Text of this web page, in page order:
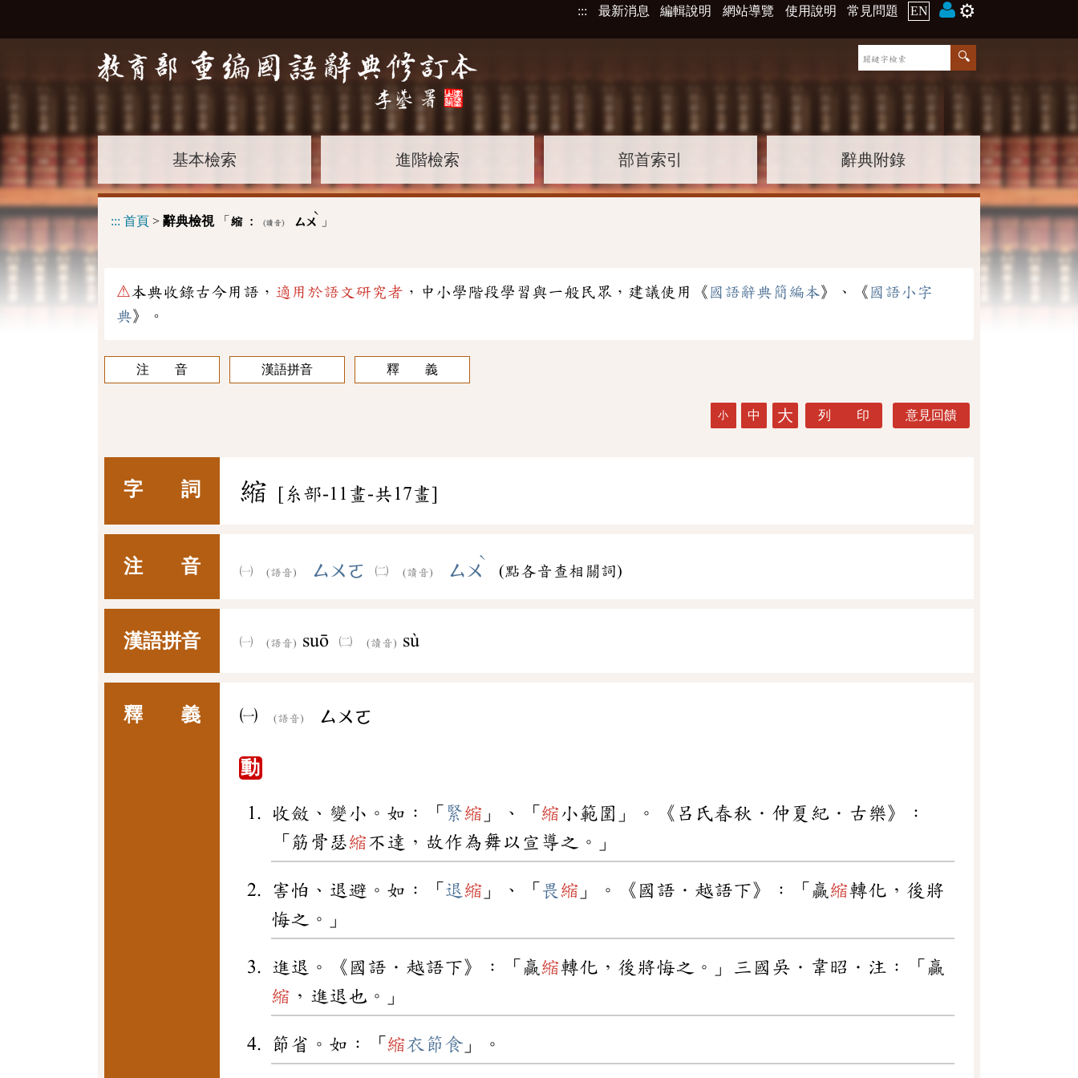
::: 最新消息 編輯說明 網站導覽 使用說明 常見問題 EN ⚙️
基本檢索 進階檢索 部首索引 辭典附錄
::: 首頁 > 辭典檢視「 縮 : (讀音) ㄙㄨ
ˋ
」
⚠本典收錄古今用語， 適用於語文研究者 ，中小學階段學習與一般民眾，建議使用《 國語辭典簡編本》、《 國語小字
典》。
注 音 漢語拼音 釋 義
小 中 大 列 印 意見回饋
字 詞 縮 [糸部-11畫-共17畫]
注 音 (語音) ㄙㄨㄛ (讀音) ㄙㄨ
ˋ
(點各音查相關詞)
漢語拼音 (語音) suō (讀音) sù
釋 義 ㈠ (語音) ㄙㄨㄛ
動
收斂、變小。如：「 緊縮 」、「 縮小範圍」。《呂氏春秋．仲夏紀．古樂》：
「筋骨瑟縮不達，故作為舞以宣導之。」
害怕、退避。如：「 退 縮 」、「 畏縮 」。《國語．越語下》：「贏縮轉化，後將
悔之。」
進退。《國語．越語下》：「贏縮轉化，後將悔之。」三國吳．韋昭．注：「贏
縮 ，進退也。」
節省。如：「 縮衣節食 」。